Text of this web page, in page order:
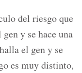
del riesgo que
y se hace una
el gen y se
es muy distinto,